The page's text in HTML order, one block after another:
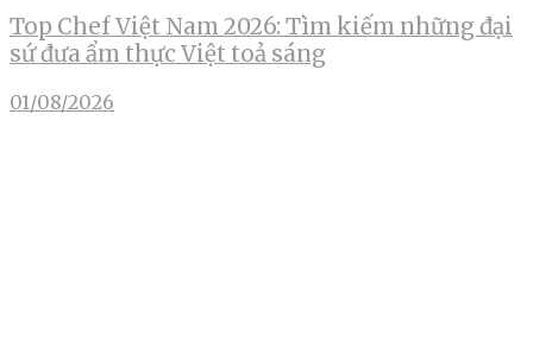
Top Chef Việt Nam 2026: Tìm kiếm những đại
sứ đưa ẩm thực Việt toả sáng
01/08/2026